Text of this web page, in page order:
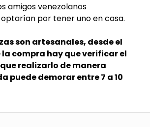
amigos venezolanos
por tener uno en casa.
son artesanales, desde el
compra hay que verificar el
realizarlo de manera
puede demorar entre 7 a 10